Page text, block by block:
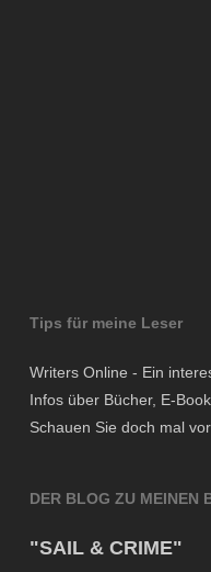
Tips für meine Leser
Writers Online - Ein
Infos über Bücher, E-
Schauen Sie doch mal
DER BLOG ZU MEINEN
"SAIL & CRIME"